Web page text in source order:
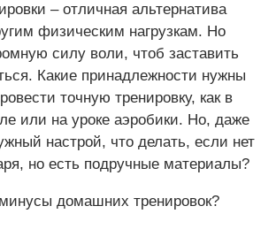
– отличная альтернатива
физическим нагрузкам. Но
силу воли, чтоб заставить
Какие принадлежности нужны
точную тренировку, как в
или на уроке аэробики. Но, даже
настрой, что делать, если нет
но есть подручные материалы?
домашних тренировок?